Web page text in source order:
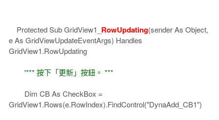
Protected Sub GridView1_ RowUpdating(sender As Object,
e As GridViewUpdateEventArgs) Handles
GridView1.RowUpdating
'*** 按下「更新」按鈕。 ***
Dim CB As CheckBox =
GridView1.Rows(e.RowIndex).FindControl("DynaAdd_CB1")